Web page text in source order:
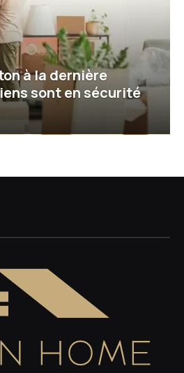
à la dernière
sont en sécurité